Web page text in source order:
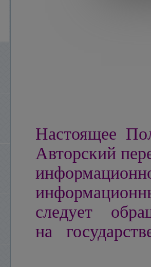
Настоящее
Авторский
следует
на